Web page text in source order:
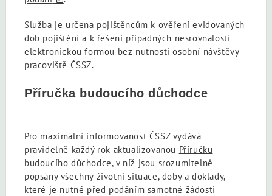
Služba je určena pojištěncům k ověření evidovaných
dob pojištění a k řešení případných nesrovnalostí
elektronickou formou bez nutnosti osobní návštěvy
pracoviště ČSSZ.
Příručka budoucího důchodce
Pro maximální informovanost ČSSZ vydává
pravidelně každý rok aktualizovanou Příručku
budoucího důchodce, v níž jsou srozumitelně
popsány všechny životní situace, doby a doklady,
které je nutné před podáním samotné žádosti